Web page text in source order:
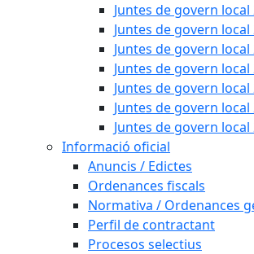
Juntes de govern local
Juntes de govern local
Juntes de govern local
Juntes de govern local
Juntes de govern local
Juntes de govern local
Juntes de govern local
Informació oficial
Anuncis / Edictes
Ordenances fiscals
Normativa / Ordenances
Perfil de contractant
Procesos selectius